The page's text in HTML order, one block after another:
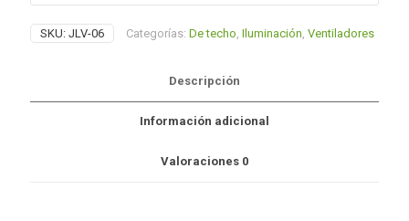
SKU: JLV-06 Categorías: De techo, Iluminación, Ventiladores
Descripción
Información adicional
Valoraciones 0